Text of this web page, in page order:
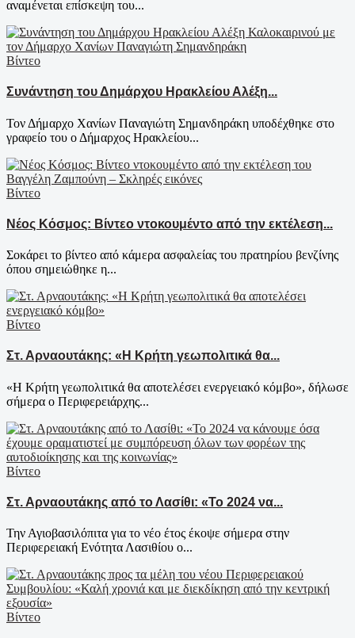
αναμένεται επίσκεψη του...
Βίντεο
Συνάντηση του Δημάρχου Ηρακλείου Αλέξη...
Τον Δήμαρχο Χανίων Παναγιώτη Σημανδηράκη υποδέχθηκε στο
γραφείο του ο Δήμαρχος Ηρακλείου...
Βίντεο
Νέος Κόσμος: Βίντεο ντοκουμέντο από την εκτέλεση...
Σοκάρει το βίντεο από κάμερα ασφαλείας του πρατηρίου βενζίνης
όπου σημειώθηκε η...
Βίντεο
Στ. Αρναουτάκης: «Η Κρήτη γεωπολιτικά θα...
«Η Κρήτη γεωπολιτικά θα αποτελέσει ενεργειακό κόμβο», δήλωσε
σήμερα ο Περιφερειάρχης...
Βίντεο
Στ. Αρναουτάκης από το Λασίθι: «Το 2024 να...
Την Αγιοβασιλόπιτα για το νέο έτος έκοψε σήμερα στην
Περιφερειακή Ενότητα Λασιθίου ο...
Βίντεο